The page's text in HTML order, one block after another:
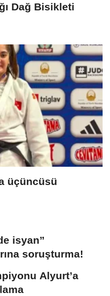
Dağ Bisikleti
üçüncüsü
isyan”
soruşturma!
Alyurt’a